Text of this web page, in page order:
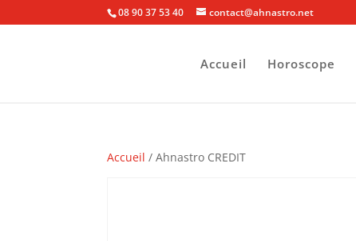
08 90 37 53 40 contact@ahnastro.net
Accueil Horoscope
Accueil / Ahnastro CREDIT